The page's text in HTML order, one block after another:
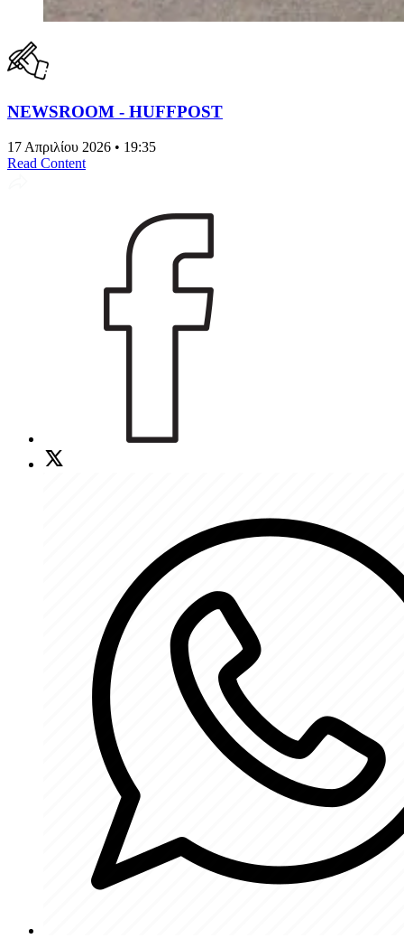
NEWSROOM - HUFFPOST
17 Απριλίου 2026 • 19:35
Read Content